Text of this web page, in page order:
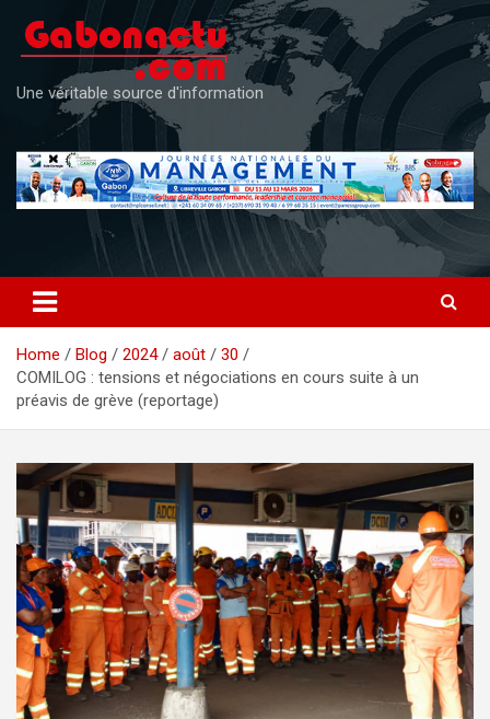
content
Une véritable source d'information
Home Blog 2024 août
30
COMILOG : tensions et négociations en cours suite à un
préavis de grève (reportage)